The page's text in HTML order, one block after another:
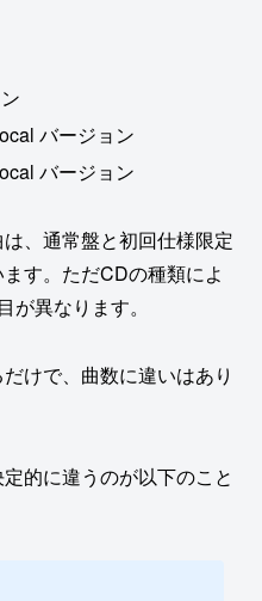
バージョン
バージョン
、通常盤と初回仕様限定
す。ただCDの種類によ
が異なります。
けで、曲数に違いはあり
的に違うのが以下のこと